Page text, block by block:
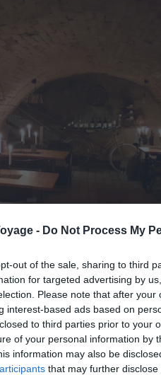
- Do Not Process My
out of the sale, sharing to third
for targeted advertising by
Please note that after
interest-based ads based on
to third parties prior to your
of your personal information by
information may also be
that may further